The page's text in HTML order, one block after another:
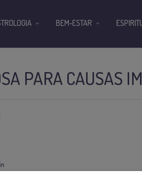
PARA CAUSAS
BEM-ESTAR